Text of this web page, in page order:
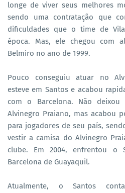
longe de viver seus melhores
sendo uma contratação que
dificuldades que o time de
época. Mas, ele chegou com
Belmiro no ano de 1999.
Pouco conseguiu atuar no
esteve em Santos e acabou
com o Barcelona. Não
Alvinegro Praiano, mas acabou
para jogadores de seu país,
vestir a camisa do Alvinegro
clube. Em 2004, enfrentou o
Barcelona de Guayaquil.
Atualmente, o Santos